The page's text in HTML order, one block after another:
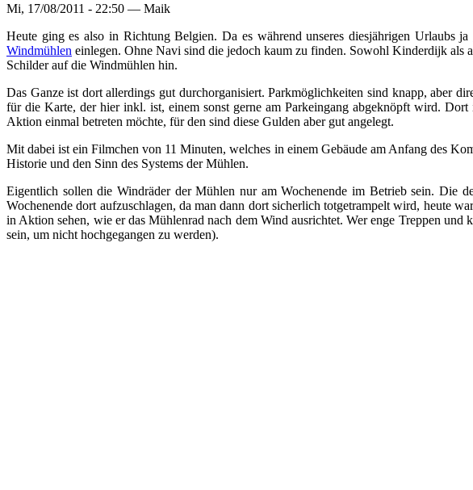
Mi, 17/08/2011 - 22:50 — Maik
Heute ging es also in Richtung Belgien. Da es während unseres diesjährigen Urlaubs ja
Windmühlen einlegen. Ohne Navi sind die jedoch kaum zu finden. Sowohl Kinderdijk als
Schilder auf die Windmühlen hin.
Das Ganze ist dort allerdings gut durchorganisiert. Parkmöglichkeiten sind knapp, aber
für die Karte, der hier inkl. ist, einem sonst gerne am Parkeingang abgeknöpft wird.
Aktion einmal betreten möchte, für den sind diese Gulden aber gut angelegt.
Mit dabei ist ein Filmchen von 11 Minuten, welches in einem Gebäude am Anfang des
Historie und den Sinn des Systems der Mühlen.
Eigentlich sollen die Windräder der Mühlen nur am Wochenende im Betrieb sein. Die
Wochenende dort aufzuschlagen, da man dann dort sicherlich totgetrampelt wird, heute
in Aktion sehen, wie er das Mühlenrad nach dem Wind ausrichtet. Wer enge Treppen
sein, um nicht hochgegangen zu werden).